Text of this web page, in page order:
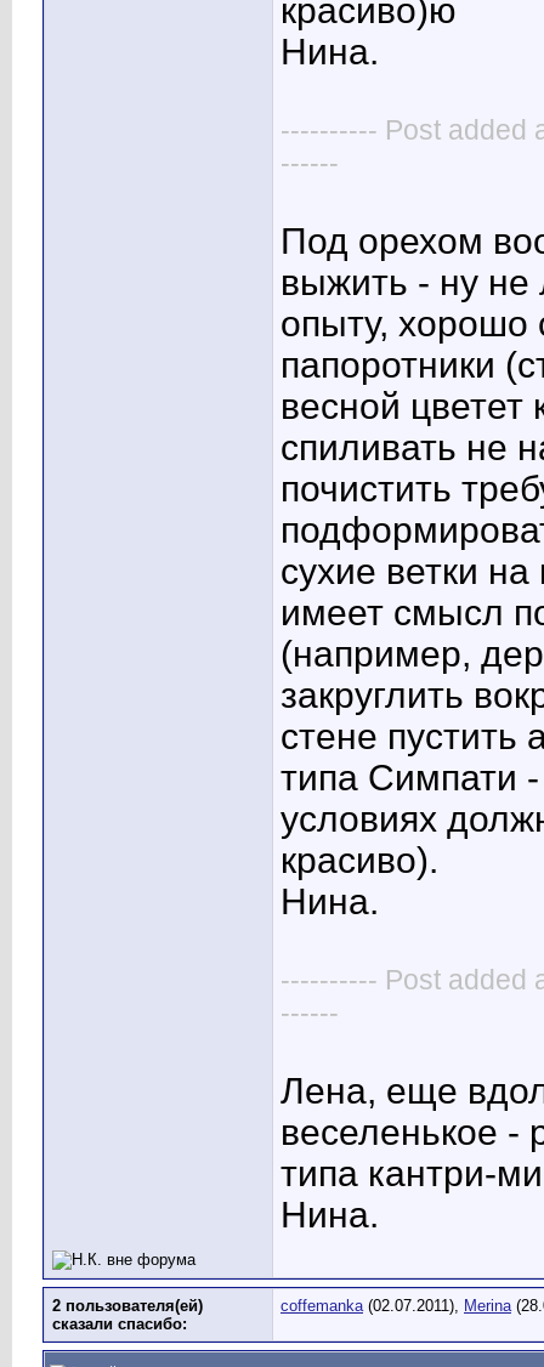
красиво)ю
Нина.
---------- Post added
------
Под орехом
выжить - ну
опыту, хорошо
папоротники
весной
спиливать не
почистить
сухие ветки
имеет смысл
(например,
закруглить
стене
типа Симпати
условиях
красиво).
Нина.
---------- Post added
------
Лена, еще
веселенькое -
типа кантри-
Нина.
2 пользователя(ей)
сказали cпасибо:
coffemanka(02.07.2011), Merina